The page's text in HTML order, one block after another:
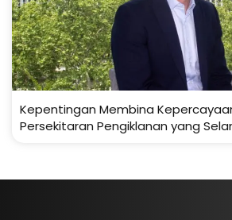
Kepentingan Membina
Persekitaran Pengiklanan yang